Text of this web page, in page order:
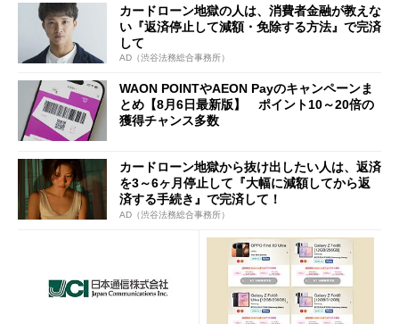
カードローン地獄の人は、消費者金融が教えな
い『返済停止して減額・免除する方法』で完済
して
AD（渋谷法務総合事務所）
WAON POINTやAEON Payのキャンペーンま
とめ【8月6日最新版】 ポイント10～20倍の
獲得チャンス多数
カードローン地獄から抜け出したい人は、返済
を3～6ヶ月停止して『大幅に減額してから返
済する手続き』で完済して！
AD（渋谷法務総合事務所）